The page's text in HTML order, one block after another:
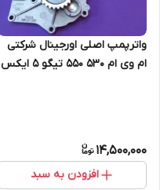
واترپمپ اصلی اورجینال شرکتی
ام وی ام 530 550 تیگو 5 ایکس
14,500,000
افزودن به سبد